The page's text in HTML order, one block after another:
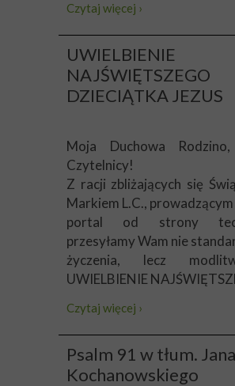
Czytaj więcej ›
UWIELBIENIE
NAJŚWIĘTSZEGO
DZIECIĄTKA JEZUS
Moja Duchowa
Czytelnicy!
Z racji zbliżających się
Markiem L.C.,
portal od strony
przesyłamy Wam nie
życzenia, lecz
UWIELBIENIE
Czytaj więcej ›
Psalm 91 w tłum. Jana
Kochanowskiego